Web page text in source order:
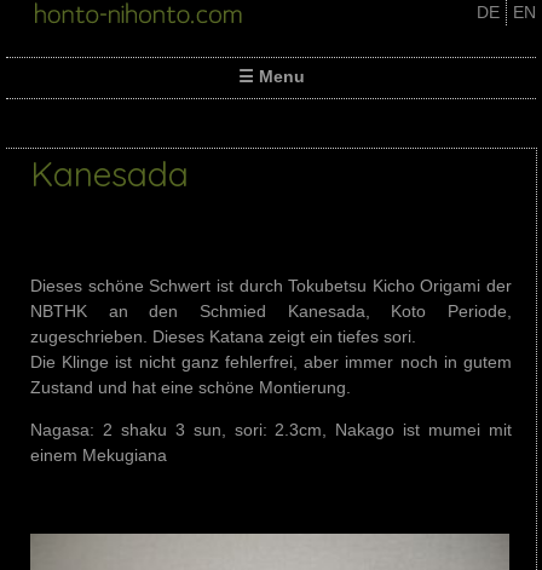
content
DE EN
☰ Menu
Kanesada
Dieses schöne Schwert ist durch Tokubetsu Kicho Origami der
NBTHK an den Schmied Kanesada, Koto Periode,
zugeschrieben. Dieses Katana zeigt ein tiefes sori.
Die Klinge ist nicht ganz fehlerfrei, aber immer noch in gutem
Zustand und hat eine schöne Montierung.
Nagasa: 2 shaku 3 sun, sori: 2.3cm, Nakago ist mumei mit
einem Mekugiana